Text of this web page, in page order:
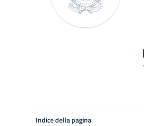
Indice della pagina